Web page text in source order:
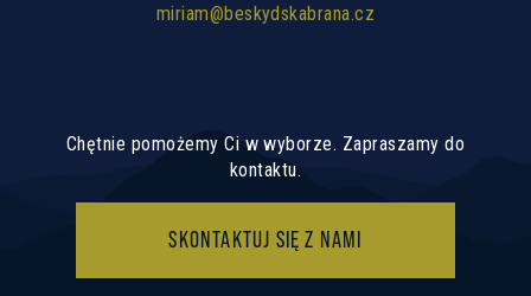
miriam@beskydskabrana.cz
Chętnie pomożemy Ci w wyborze. Zapraszamy do
kontaktu.
SKONTAKTUJ SIĘ Z NAMI